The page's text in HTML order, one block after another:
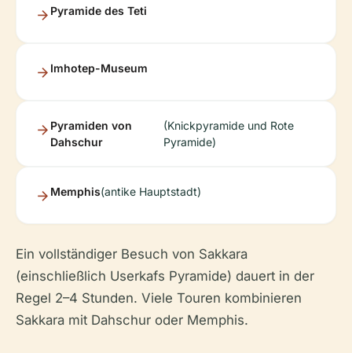
Pyramide des Teti
Imhotep-Museum
Pyramiden von
Dahschur
(Knickpyramide und Rote
Pyramide)
Memphis(antike Hauptstadt)
Ein vollständiger Besuch von Sakkara
(einschließlich Userkafs Pyramide) dauert in der
Regel 2–4 Stunden. Viele Touren kombinieren
Sakkara mit Dahschur oder Memphis.